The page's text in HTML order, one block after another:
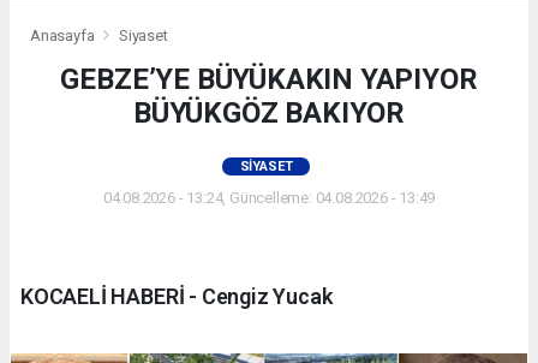
Anasayfa Siyaset
GEBZE’YE BÜYÜKAKIN YAPIYOR
BÜYÜKGÖZ BAKIYOR
SIYASET
04.08.2026 - 13:24, Güncelleme: 04.08.2026 - 13:49
KOCAELİ HABERİ - Cengiz Yucak